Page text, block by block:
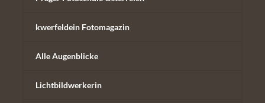
kwerfeldein Fotomagazin
Alle Augenblicke
Lichtbildwerkerin